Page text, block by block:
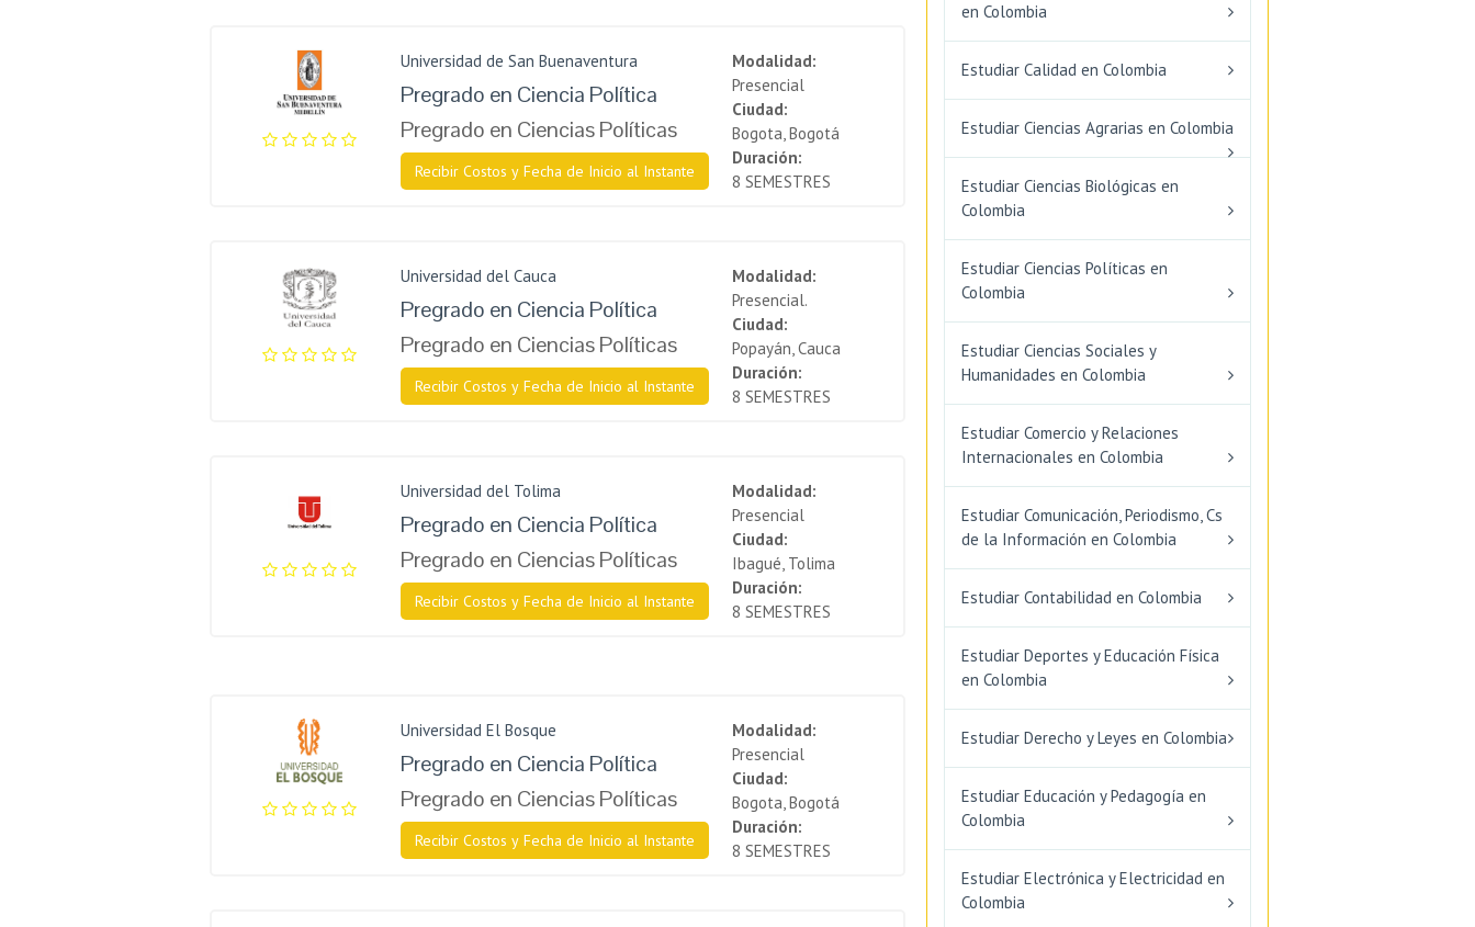
Universidad de San Buenaventura
Pregrado en Ciencia Política
Pregrado en Ciencias Políticas
Recibir Costos y Fecha de Inicio al Instante
Modalidad:
Presencial
Ciudad:
Bogota, Bogotá
Duración:
8 SEMESTRES
Universidad del Cauca
Pregrado en Ciencia Política
Pregrado en Ciencias Políticas
Recibir Costos y Fecha de Inicio al Instante
Modalidad:
Presencial.
Ciudad:
Popayán, Cauca
Duración:
8 SEMESTRES
Universidad del Tolima
Pregrado en Ciencia Política
Pregrado en Ciencias Políticas
Recibir Costos y Fecha de Inicio al Instante
Modalidad:
Presencial
Ciudad:
Ibagué, Tolima
Duración:
8 SEMESTRES
Universidad El Bosque
Pregrado en Ciencia Política
Pregrado en Ciencias Políticas
Recibir Costos y Fecha de Inicio al Instante
Modalidad:
Presencial
Ciudad:
Bogota, Bogotá
Duración:
8 SEMESTRES
en Colombia
Estudiar Calidad en Colombia
Estudiar Ciencias Agrarias en Colombia
Estudiar Ciencias Biológicas en
Colombia
Estudiar Ciencias Políticas en
Colombia
Estudiar Ciencias Sociales y
Humanidades en Colombia
Estudiar Comercio y Relaciones
Internacionales en Colombia
Estudiar Comunicación, Periodismo, Cs
de la Información en Colombia
Estudiar Contabilidad en Colombia
Estudiar Deportes y Educación Física
en Colombia
Estudiar Derecho y Leyes en Colombia
Estudiar Educación y Pedagogía en
Colombia
Estudiar Electrónica y Electricidad en
Colombia